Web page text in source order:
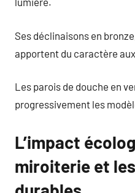
Ses déclinaisons en
apportent du caractère
Les parois de douche en
progressivement les
L’impact
miroiterie et